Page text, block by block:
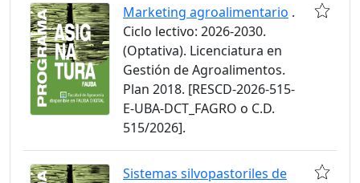
Marketing agroalimentario .
Ciclo lectivo: 2026-2030.
(Optativa). Licenciatura en
Gestión de Agroalimentos.
Plan 2018. [RESCD-2026-515-
E-UBA-DCT_FAGRO o C.D.
515/2026].
Sistemas silvopastoriles de